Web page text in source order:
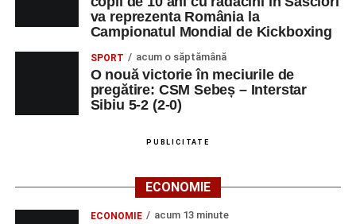
va reprezenta România la
Campionatul Mondial de Kickboxing
SPORT acum o săptămână
O nouă victorie în meciurile de
pregătire: CSM Sebeș – Interstar
Sibiu 5-2 (2-0)
PUBLICITATE
ECONOMIE
ECONOMIE acum 13 minute